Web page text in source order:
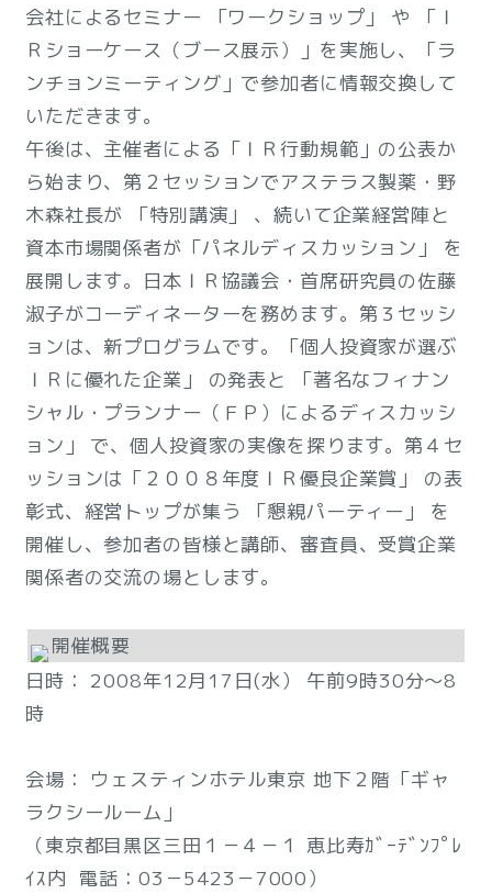
会社によるセミナー 「ワークショップ」 や 「Ｉ
Ｒショーケース（ブース展示）」を実施し、「ラ
ンチョンミーティング」で参加者に情報交換して
いただきます。
午後は、主催者による「ＩＲ行動規範」の公表か
ら始まり、第２セッションでアステラス製薬・野
木森社長が 「特別講演」 、続いて企業経営陣と
資本市場関係者が「パネルディスカッション」 を
展開します。日本ＩＲ協議会・首席研究員の佐藤
淑子がコーディネーターを務めます。第３セッシ
ョンは、新プログラムです。「個人投資家が選ぶ
ＩＲに優れた企業」 の発表と 「著名なフィナン
シャル・プランナー（ＦＰ）によるディスカッシ
ョン」 で、個人投資家の実像を探ります。第４セ
ッションは「２００８年度ＩＲ優良企業賞」 の表
彰式、経営トップが集う 「懇親パーティー」 を
開催し、参加者の皆様と講師、審査員、受賞企業
関係者の交流の場とします。
開催概要
日時： 2008年12月17日(水） 午前9時30分～8
時
会場： ウェスティンホテル東京 地下２階「ギャ
ラクシールーム」
（東京都目黒区三田１－４－１ 恵比寿ｶﾞｰﾃﾞﾝﾌﾟﾚ
ｲｽ内 電話：03－5423－7000）